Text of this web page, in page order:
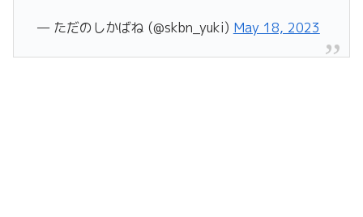
— ただのしかばね (@skbn_yuki) May 18, 2023